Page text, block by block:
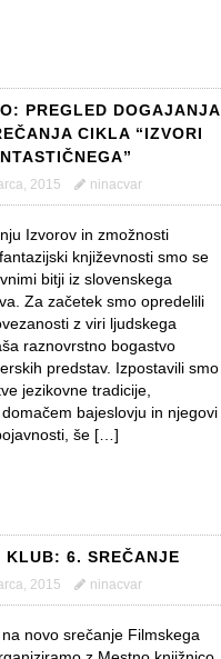
PREGLED DOGAJANJA
CIKLA “IZVORI
2015 ninacvar
Izvorov in zmožnosti
književnosti smo se
bitji iz slovenskega
Za začetek smo opredelili
z viri ljudskega
raznovrstno bogastvo
predstav. Izpostavili smo
jezikovne tradicije,
bajeslovju in njegovi
še […]
KLUB: 6. SREČANJE
2015 ninacvar
novo srečanje Filmskega